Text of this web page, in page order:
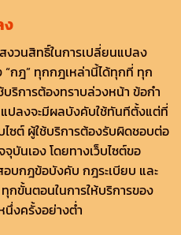
ง
งวนสิทธิ์ในการเปลี่ยนแปลง
“กฎ” ทุกกฎเหล่านี้ได้ทุกที่ ทุก
บริการต้องทราบล่วงหน้า ข้อกำ
ปลงจะมีผลบังคับใช้ทันทีตั้งแต่ที่
ซต์ ผู้ใช้บริการต้องรับผิดชอบต่อ
บันเอง โดยทางเว็บไซต์ขอ
อบกฎข้อบังคับ กฎระเบียบ และ
กขั้นตอนในการให้บริการของ
นึ่งครั้งอย่างต่ำ